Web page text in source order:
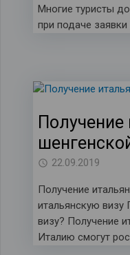
Многие туристы
при подаче
Получение
22.09.2019
Получение
итальянскую визу
визу? Получение
Италию смогут